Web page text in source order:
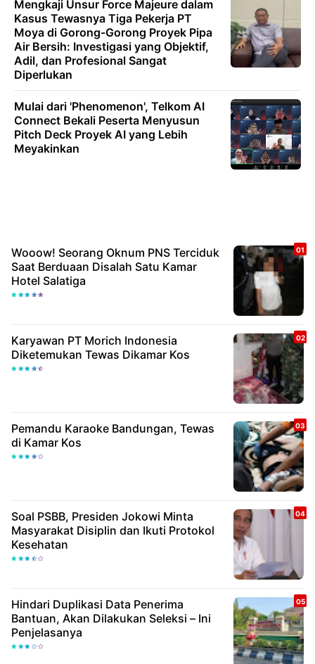
Mengkaji Unsur Force Majeure dalam
Kasus Tewasnya Tiga Pekerja PT
Moya di Gorong-Gorong Proyek Pipa
Air Bersih: Investigasi yang Objektif,
Adil, dan Profesional Sangat
Diperlukan
Mulai dari 'Phenomenon', Telkom AI
Connect Bekali Peserta Menyusun
Pitch Deck Proyek AI yang Lebih
Meyakinkan
Wooow! Seorang Oknum PNS Terciduk
Saat Berduaan Disalah Satu Kamar
Hotel Salatiga
Karyawan PT Morich Indonesia
Diketemukan Tewas Dikamar Kos
Pemandu Karaoke Bandungan, Tewas
di Kamar Kos
Soal PSBB, Presiden Jokowi Minta
Masyarakat Disiplin dan Ikuti Protokol
Kesehatan
Hindari Duplikasi Data Penerima
Bantuan, Akan Dilakukan Seleksi – Ini
Penjelasanya